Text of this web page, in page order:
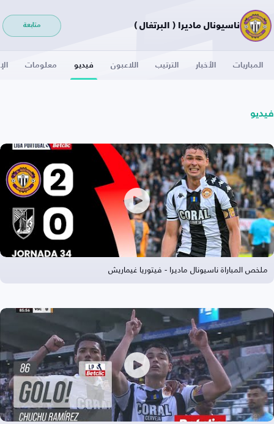
ناسيونال ماديرا ( البرتغال ) متابعة
المباريات الأخبار الترتيب اللاعبون فيديو معلومات
فيديو
ملخص المباراة ناسيونال ماديرا - فيتوريا غيماريش